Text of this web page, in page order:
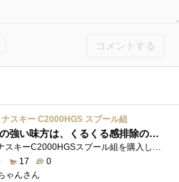
コメントする
スキー C2000HGS スプール組
釣り場での強い味方は、くるくる感排除のための交換用スプールです
シマノ'16ナスキーC2000HGSスプール組を購入しました： ・スプールは、C2000Sの刻印が入っています。 元々、16ナスキーC2000HGSには、C2000Sのスプ�...
17
0
ゃんさん